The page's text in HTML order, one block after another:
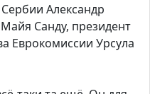
Александр
Санду, президент
Еврокомиссии Урсула